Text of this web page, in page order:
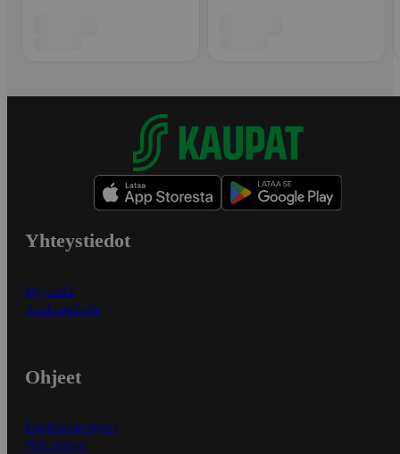
Yhteystiedot
Myymälät
Asiakaspalvelu
Ohjeet
Ensitilaajan ohjeet
Näin maksat